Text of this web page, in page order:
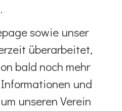
sowie unser
überarbeitet,
bald noch mehr
und
unseren Verein